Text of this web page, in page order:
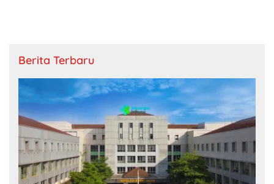
Berita Terbaru